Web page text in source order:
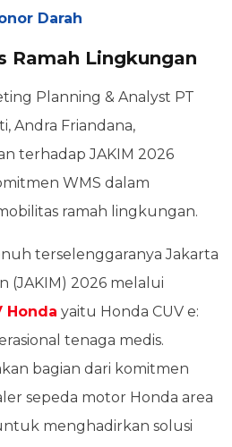
Darah
Ramah Lingkungan
Planning & Analyst PT
Andra Friandana,
terhadap JAKIM 2026
WMS dalam
ramah lingkungan.
terselenggaranya Jakarta
(JAKIM) 2026 melalui
Honda yaitu Honda CUV e:
tenaga medis.
bagian dari komitmen
sepeda motor Honda area
menghadirkan solusi